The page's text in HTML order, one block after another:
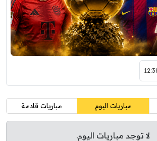
مباريات اليوم مباريات قادمة
لا توجد مباريات اليوم.